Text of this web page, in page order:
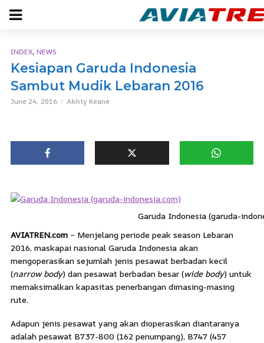
INDEX, NEWS
Kesiapan Garuda Indonesia
Sambut Mudik Lebaran 2016
June 24, 2016 Akhty Keane
Garuda Indonesia (garuda-
AVIATREN.com – Menjelang periode peak season Lebaran
2016, maskapai nasional Garuda Indonesia akan
mengoperasikan sejumlah jenis pesawat berbadan kecil
(narrow body) dan pesawat berbadan besar (wide body) untuk
memaksimalkan kapasitas penerbangan dimasing-masing
rute.
Adapun jenis pesawat yang akan dioperasikan diantaranya
adalah pesawat B737-800 (162 penumpang), B747 (457